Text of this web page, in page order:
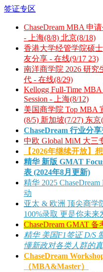
签证专区
ChaseDream MBA 申
- 上海(8/8) 北京(8/18)
香港大学经管学院硕
友分享 - 在线(9/17 23)
南洋商学院 2026 研究
代 - 在线(8/29)
Kellogg Full-Time MBA
Session - 上海(8/12)
美国商学院 Top MBA
(8/5) 新加坡(7/27) 东京
ChaseDream 行业分
中欧 Global MiM 大三
【2026年继续开放】
精华新版 GMAT
表 (2024年8月更新)
精华 2025
动
亚太 & 欧洲 顶尖商学
100%录取 更是你未来
ChaseDream GMAT
精华美国F1签证 D/S
懂新政对各类人群的
ChaseDream
（MBA&Master）